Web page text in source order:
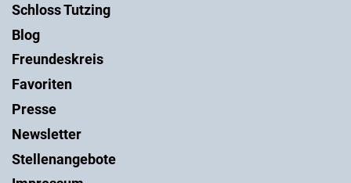
Schloss Tutzing
Blog
Freundeskreis
Favoriten
Presse
Newsletter
Stellenangebote